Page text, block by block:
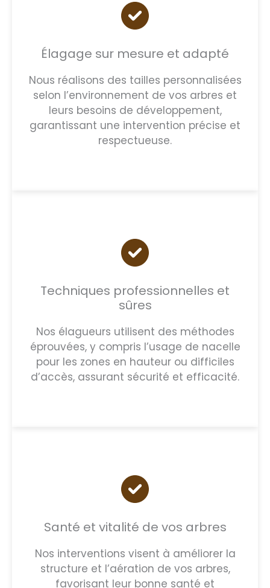
Élagage sur mesure et adapté
Nous réalisons des tailles personnalisées
selon l’environnement de vos arbres et
leurs besoins de développement,
garantissant une intervention précise et
respectueuse.
Techniques professionnelles et
sûres
Nos élagueurs utilisent des méthodes
éprouvées, y compris l’usage de nacelle
pour les zones en hauteur ou difficiles
d’accès, assurant sécurité et efficacité.
Santé et vitalité de vos arbres
Nos interventions visent à améliorer la
structure et l’aération de vos arbres,
favorisant leur bonne santé et